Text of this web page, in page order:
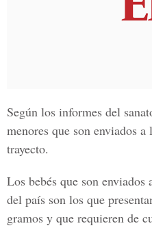
Según los informes del
menores que son enviados
trayecto.
Los bebés que son
del país son los que
gramos y que requieren de